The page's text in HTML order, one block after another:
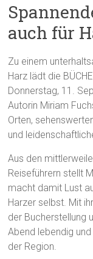
auch für
Zu einem
Harz lädt die
Donnerstag, 11.
Autorin Miriam
Orten,
und
Aus den
Reiseführern stellt
macht damit Lust
Harzer selbst. Mit
der Bucherstellung
Abend lebendig
der Region.